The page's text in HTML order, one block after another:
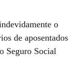
o
de aposentados
Seguro Social